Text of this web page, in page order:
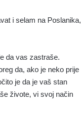
i selam na Poslanika,
da vas zastraše.
da, ako je neko prije
je da je vaš stan
živote, vi svoj način